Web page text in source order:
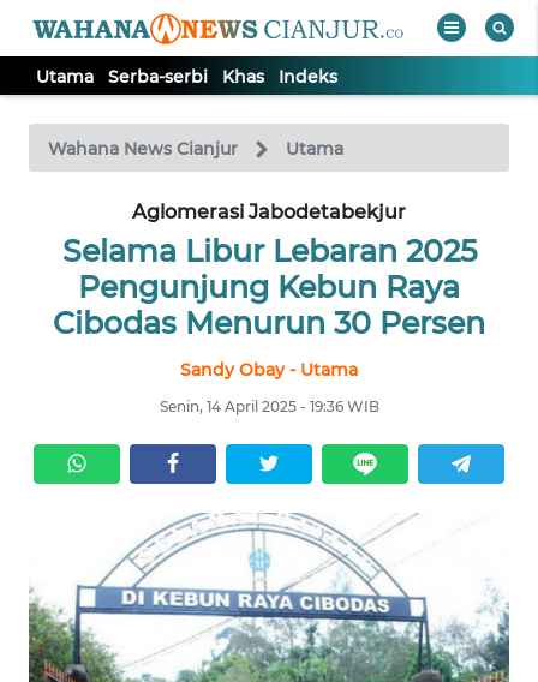
Utama Serba-serbi Khas Indeks
Wahana News Cianjur Utama
Aglomerasi Jabodetabekjur
Selama Libur Lebaran 2025
Pengunjung Kebun Raya
Cibodas Menurun 30 Persen
Sandy Obay - Utama
Senin, 14 April 2025 - 19:36 WIB
TV
Tutup
SERBA-
SERBI
Informasi
KONTAK
KAMI
INFO